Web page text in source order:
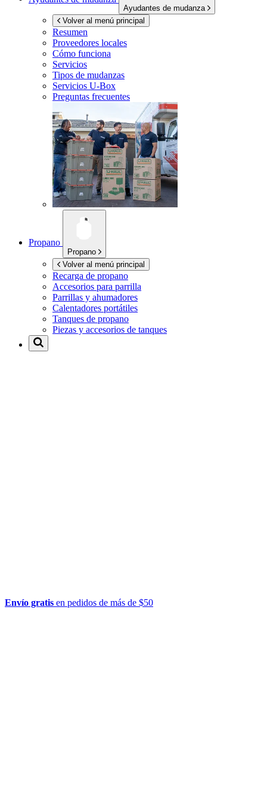
Ayudantes de mudanza
Volver al menú principal
Resumen
Proveedores locales
Cómo funciona
Servicios
Tipos de mudanzas
Servicios U-Box
Preguntas frecuentes
Propano
Propano
Volver al menú principal
Recarga de propano
Accesorios para parrilla
Parrillas y ahumadores
Calentadores portátiles
Tanques de propano
Piezas y accesorios de tanques
Envío gratis en pedidos de más de $50